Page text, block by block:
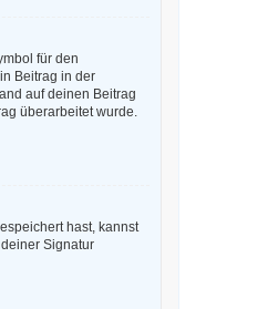
für den
Beitrag in der
auf deinen Beitrag
überarbeitet wurde.
hast, kannst
Signatur